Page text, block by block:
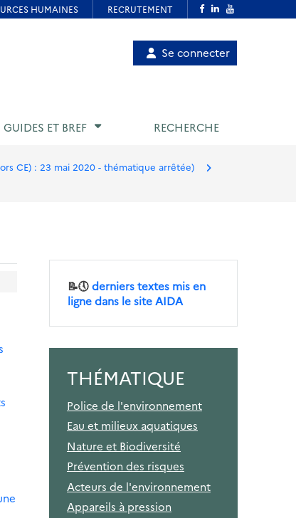
Menu
utilisateur
Se connecter
GUIDES ET BREF RECHERCHE
CE) : 23 mai 2020 - thématique arrêtée)
📝🕔derniers textes mis en
ligne dans le site AIDA
THÉMATIQUE
Police de l'environnement
Eau et milieux aquatiques
Nature et Biodiversité
Prévention des risques
Acteurs de l'environnement
Appareils à pression